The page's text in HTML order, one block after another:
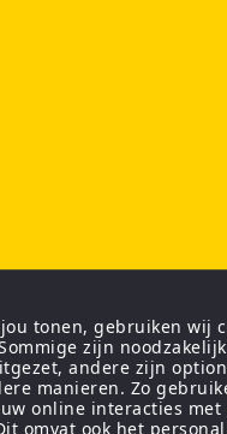
tonen, gebruiken wij
zijn
andere zijn
manieren. Zo
online interacties met
omvat ook het